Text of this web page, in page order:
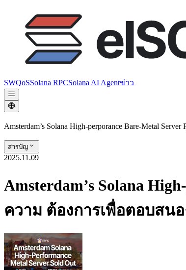
SWQoSSolana RPCSolana AI Agentข่าว
Amsterdam’s Solana High-perporance Bare-Metal
สารบัญ
2025.11.09
Amsterdam’s Solana
ความ ต้องการเพื่อตอบสน